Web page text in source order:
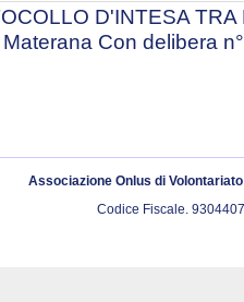
D'INTESA
Con delibera
Associazione Onlus di
Codice Fiscale.